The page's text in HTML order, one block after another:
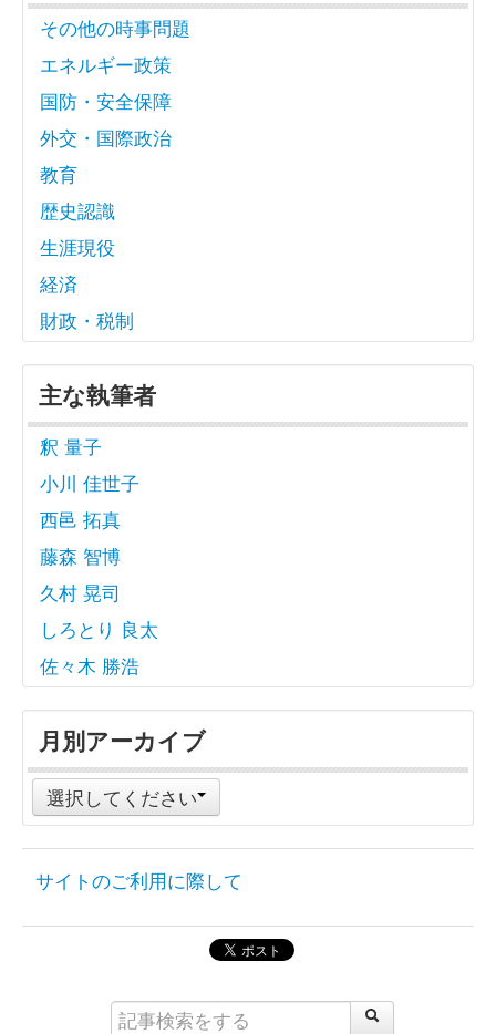
その他の時事問題
エネルギー政策
国防・安全保障
外交・国際政治
教育
歴史認識
生涯現役
経済
財政・税制
主な執筆者
釈 量子
小川 佳世子
西邑 拓真
藤森 智博
久村 晃司
しろとり 良太
佐々木 勝浩
月別アーカイブ
選択してください
サイトのご利用に際して